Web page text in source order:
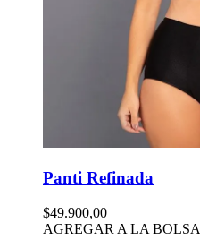
Panti Refinada
$49.900,00
AGREGAR A LA BOLSA